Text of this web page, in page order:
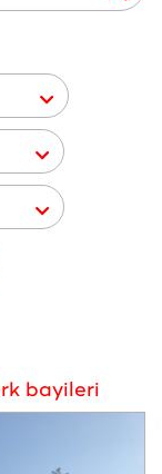
bayileri